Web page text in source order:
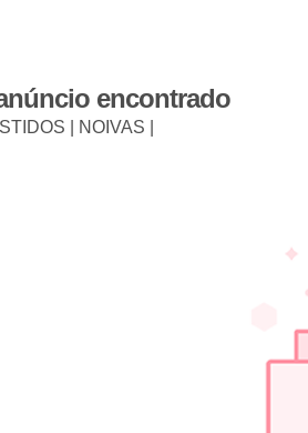
encontrado
| NOIVAS |